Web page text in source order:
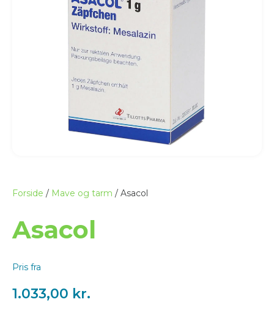
Forside / Mave og tarm / Asacol
Asacol
Pris fra
1.033,00 kr.